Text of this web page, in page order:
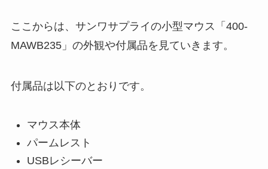
ここからは、サンワサプライの小型マウス「400-
MAWB235」の外観や付属品を見ていきます。
付属品は以下のとおりです。
マウス本体
パームレスト
USBレシーバー